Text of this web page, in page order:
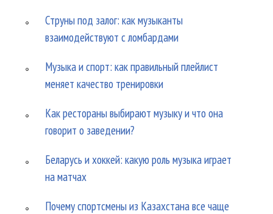
Струны под залог: как музыканты
взаимодействуют с ломбардами
Музыка и спорт: как правильный плейлист
меняет качество тренировки
Как рестораны выбирают музыку и что она
говорит о заведении?
Беларусь и хоккей: какую роль музыка играет
на матчах
Почему спортсмены из Казахстана все чаще